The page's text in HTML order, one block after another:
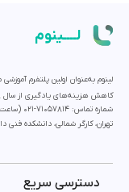
لــــینوم
لینوم به‌عنوان اولین پلتفرم
کاهش هزینه‌های یادگیری از سال 1398 فعالیت خود را آغاز کرده‌است.
شماره تماس: 71057814-021 (ساعت پاسخگویی ۹ الی ۱۸)
تهران، کارگر شمالی، دانشکده فنی
دسترسی سریع